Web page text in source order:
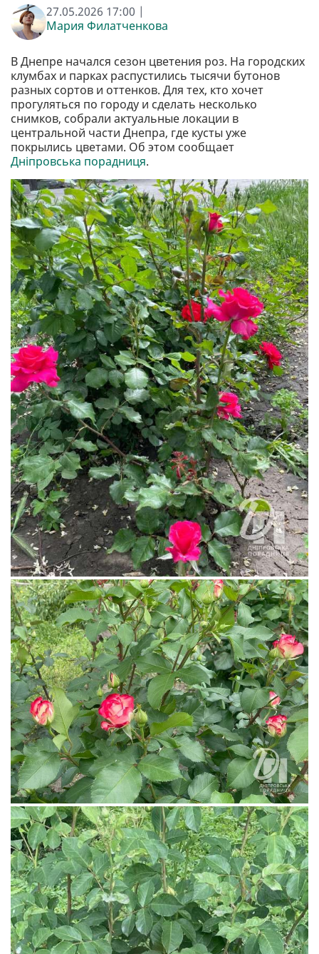
27.05.2026 17:00 |
Мария Филатченкова
В Днепре начался сезон цветения роз. На городских
клумбах и парках распустились тысячи бутонов
разных сортов и оттенков. Для тех, кто хочет
прогуляться по городу и сделать несколько
снимков, собрали актуальные локации в
центральной части Днепра, где кусты уже
покрылись цветами. Об этом сообщает
Дніпровська порадниця.